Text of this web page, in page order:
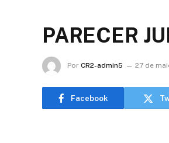
PARECER
Por CR2-admin5 27 de
Facebook